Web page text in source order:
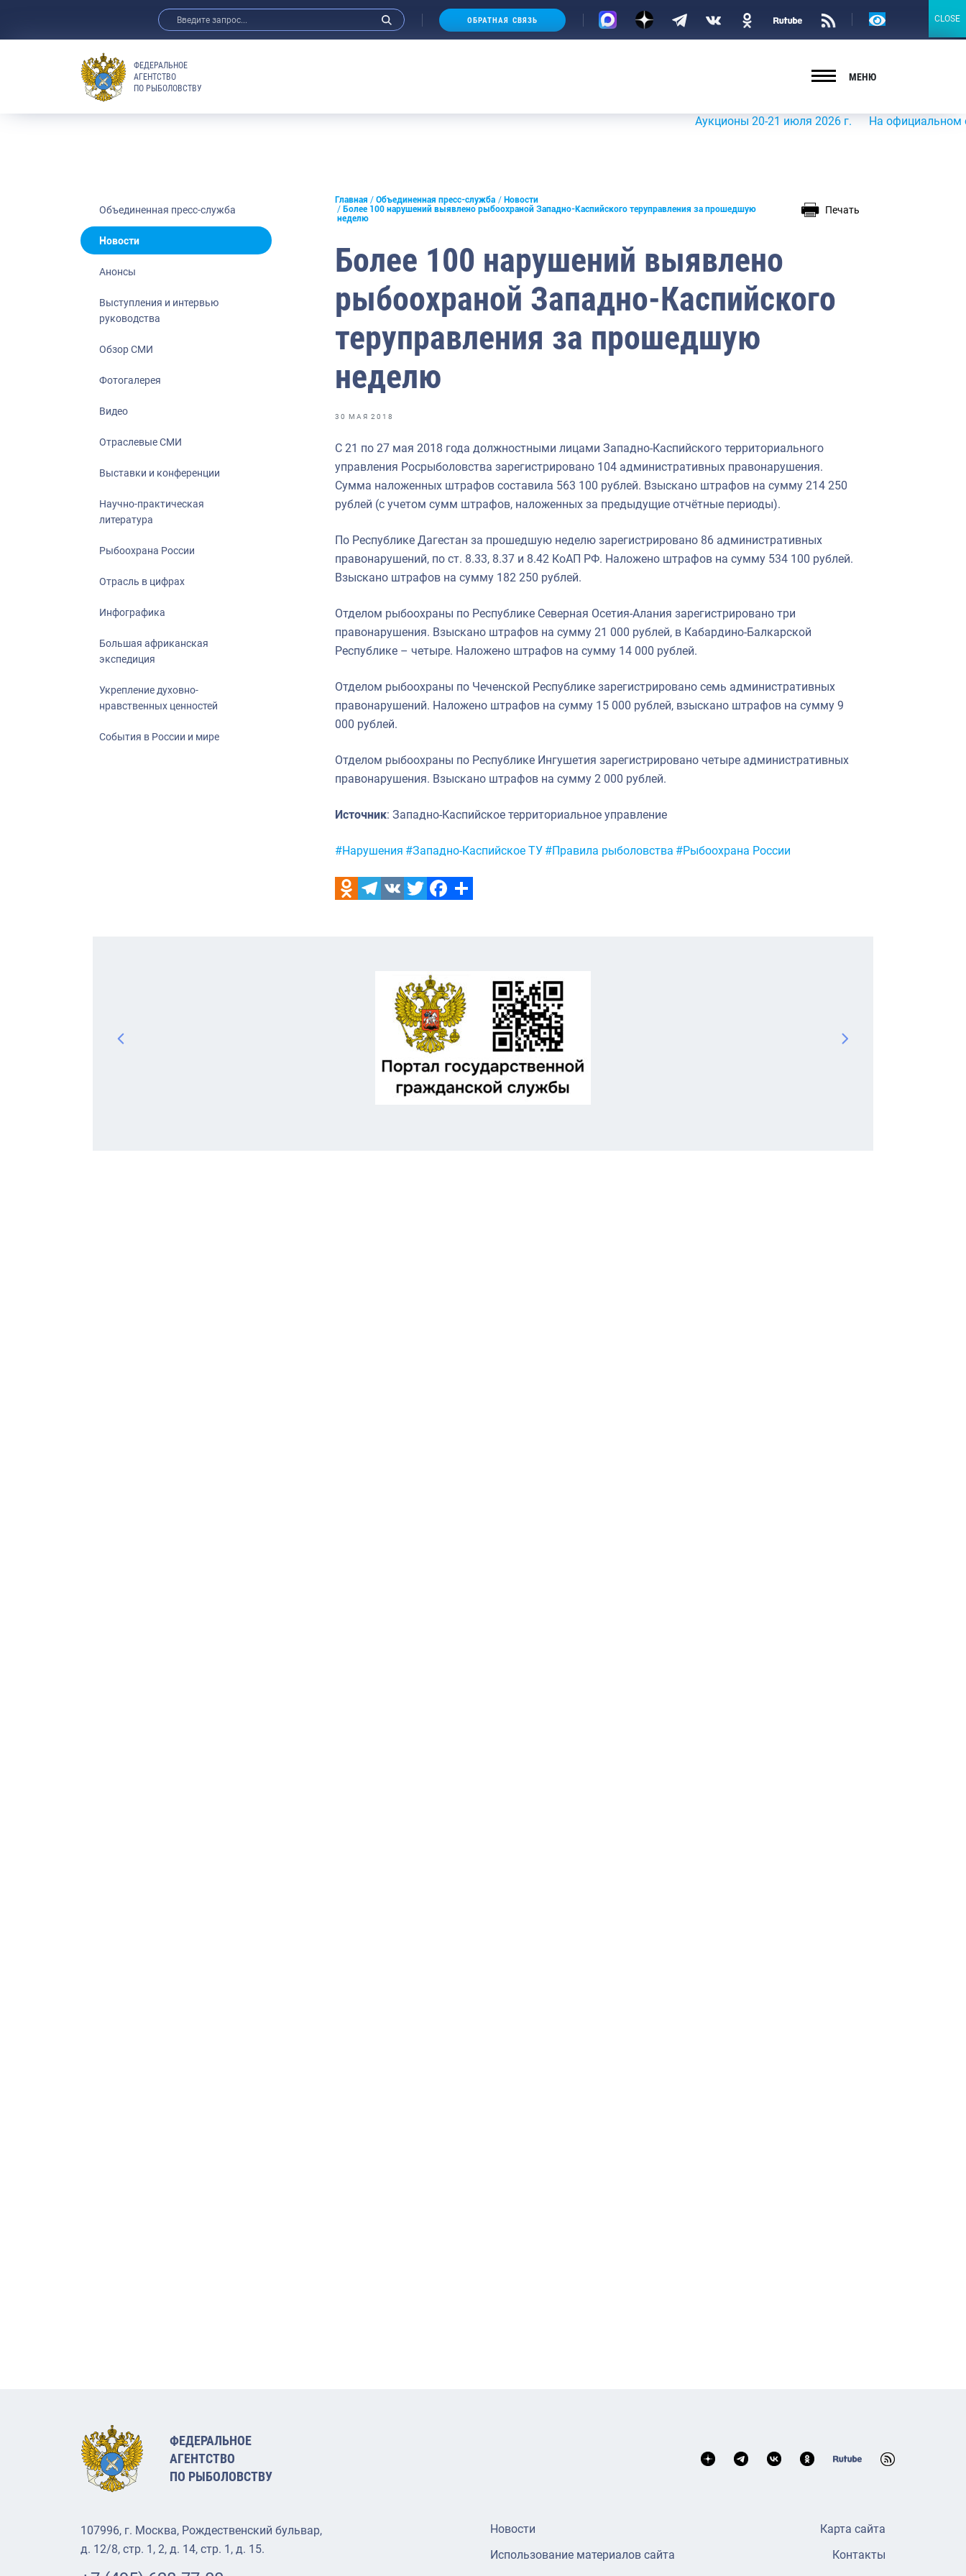
Анонсы
Отраслевые СМИ
Выставки и конференции
Рыбоохрана России
Большая африканская экспедиция
Укрепление духовно-нравственных
ОБРАТНАЯ СВЯЗЬ
Версия
ФЕДЕРАЛЬНОЕ
АГЕНТСТВО
ПО РЫБОЛОВСТВУ
МЕНЮ
Аукционы 20-21 июля 2026 г. На официальном сайте
Объединенная пресс-служба
Новости
Анонсы
Выступления и интервью
руководства
Обзор СМИ
Фотогалерея
Видео
Отраслевые СМИ
Выставки и конференции
Научно-практическая
литература
Рыбоохрана России
Отрасль в цифрах
Инфографика
Большая африканская
экспедиция
Укрепление духовно-
нравственных ценностей
События в России и мире
Главная Объединенная пресс-служба
Новости
Более 100 нарушений выявлено рыбоохраной Западно-Каспийского теруправления за прошедшую
неделю
Печать
Более 100 нарушений выявлено
рыбоохраной Западно-Каспийского
теруправления за прошедшую
неделю
30 МАЯ 2018
C 21 по 27 мая 2018 года должностными лицами Западно-Каспийского территориального
управления Росрыболовства зарегистрировано 104 административных правонарушения.
Сумма наложенных штрафов составила 563 100 рублей. Взыскано штрафов на сумму 214 250
рублей (с учетом сумм штрафов, наложенных за предыдущие отчётные периоды).
По Республике Дагестан за прошедшую неделю зарегистрировано 86 административных
правонарушений, по ст. 8.33, 8.37 и 8.42 КоАП РФ. Наложено штрафов на сумму 534 100 рублей.
Взыскано штрафов на сумму 182 250 рублей.
Отделом рыбоохраны по Республике Северная Осетия-Алания зарегистрировано три
правонарушения. Взыскано штрафов на сумму 21 000 рублей, в Кабардино-Балкарской
Республике – четыре. Наложено штрафов на сумму 14 000 рублей.
Отделом рыбоохраны по Чеченской Республике зарегистрировано семь административных
правонарушений. Наложено штрафов на сумму 15 000 рублей, взыскано штрафов на сумму 9
000 рублей.
Отделом рыбоохраны по Республике Ингушетия зарегистрировано четыре административных
правонарушения. Взыскано штрафов на сумму 2 000 рублей.
Источник: Западно-Каспийское территориальное управление
Метки:
#Нарушения #Западно-Каспийское ТУ #Правила рыболовства #Рыбоохрана России
ФЕДЕРАЛЬНОЕ
АГЕНТСТВО
ПО РЫБОЛОВСТВУ
107996, г. Москва, Рождественский бульвар,
д. 12/8, стр. 1, 2, д. 14, стр. 1, д. 15.
Новости
Использование материалов сайта
Карта сайта
Контакты
CLOSE
CLOSE